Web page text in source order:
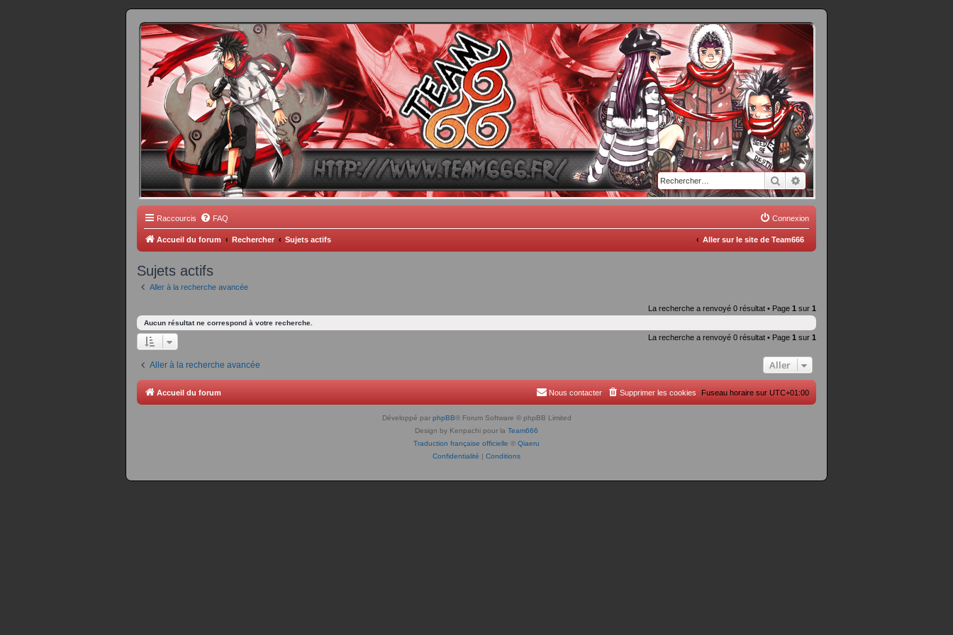
FORUM TEAM 666
Scantrad Ares, B One, Blaster Knuckle et Death Trance
RechercherRecherche avancée
Raccourcis FAQ Connexion
Accueil du forum Rechercher Sujets actifs Aller sur le site de Team666
Sujets actifs
Aller à la recherche avancée
La recherche a renvoyé 0 résultat • Page 1 sur 1
Aucun résultat ne correspond à votre recherche.
La recherche a renvoyé 0 résultat • Page 1 sur 1
Aller à la recherche avancée Aller
Accueil du forum Fuseau horaire sur UTC+01:00
Supprimer les cookies
Nous contacter
Développé par phpBB® Forum Software © phpBB Limited
Design by Kenpachi pour la Team666
Traduction française officielle © Qiaeru
Confidentialité | Conditions